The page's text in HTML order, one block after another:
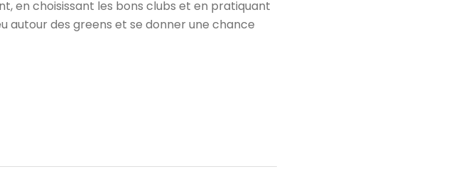
en choisissant les bons clubs et en pratiquant
autour des greens et se donner une chance